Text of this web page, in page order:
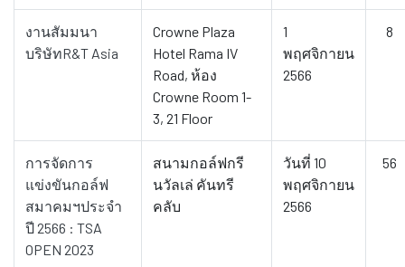
งานสัมมนา
บริษัทR&T Asia
Crowne Plaza
Hotel Rama IV
Road, ห้อง
Crowne Room 1-
3, 21 Floor
1
พฤศจิกายน
2566
8
การจัดการ
แข่งขันกอล์ฟ
สมาคมฯประจำ
ปี 2566 : TSA
OPEN 2023
สนามกอล์ฟกรี
นวัลเล่ คันทรี
คลับ
วันที่ 10
พฤศจิกายน
2566
56